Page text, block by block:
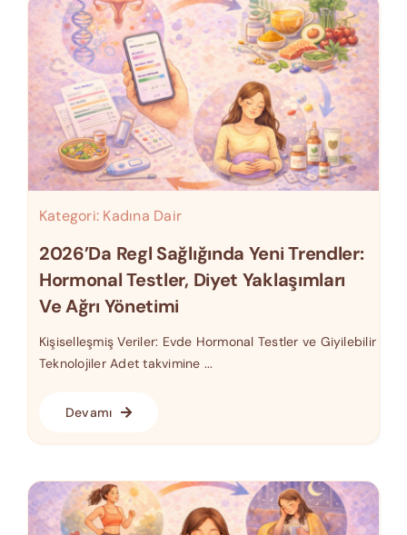
Kategori: Kadına Dair
2026’da Regl Sağlığında Yeni Trendler:
Hormonal Testler, Diyet Yaklaşımları
Ve Ağrı Yönetimi
Kişiselleşmiş Veriler: Evde Hormonal Testler ve Giyilebilir
Teknolojiler Adet takvimine ...
Devamı